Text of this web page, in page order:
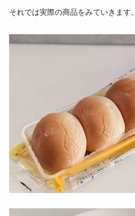
それでは実際の商品をみていきます。